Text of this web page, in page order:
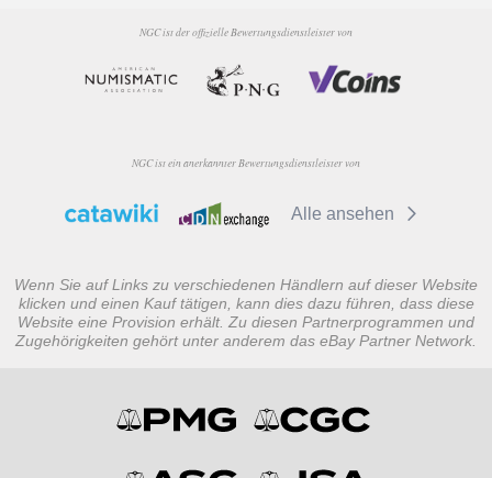
NGC ist der offizielle Bewertungsdienstleister von
NGC ist ein anerkannter Bewertungsdienstleister von
Alle ansehen
Wenn Sie auf Links zu verschiedenen Händlern auf dieser Website
klicken und einen Kauf tätigen, kann dies dazu führen, dass diese
Website eine Provision erhält. Zu diesen Partnerprogrammen und
Zugehörigkeiten gehört unter anderem das eBay Partner Network.